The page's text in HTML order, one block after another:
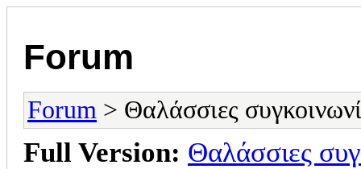
Forum
Forum > Θαλάσσιες
Full Version: Θαλάσσιες